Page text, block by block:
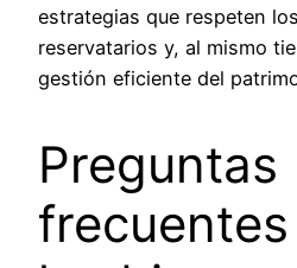
estrategias que respeten
reservatarios y, al mismo
gestión eficiente del
Preguntas